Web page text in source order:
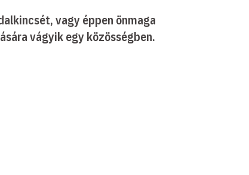
vagy éppen önmaga
vágyik egy közösségben.